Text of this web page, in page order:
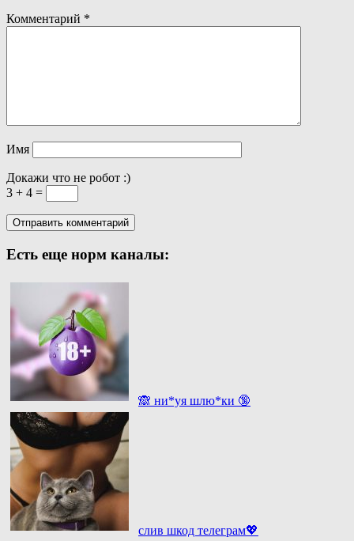
Комментарий *
Имя
Докажи что не робот :)
3 + 4 =
Есть еще норм каналы:
🙈 ни*уя шлю*ки 🔞
слив шкод телеграм💖